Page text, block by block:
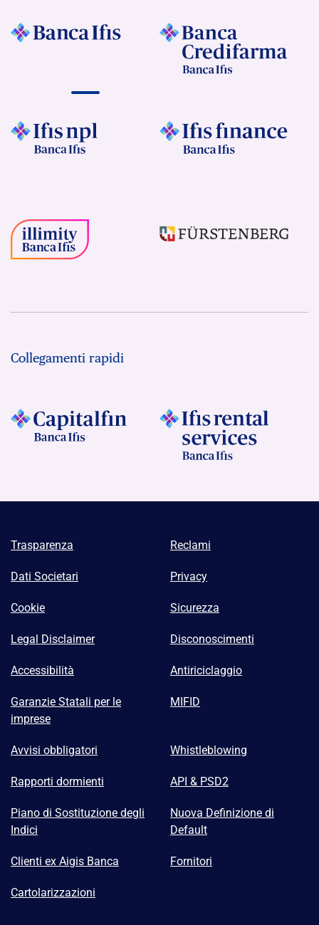
Collegamenti rapidi
Trasparenza Reclami
Dati Societari Privacy
Cookie Sicurezza
Legal Disclaimer Disconoscimenti
Accessibilità Antiriciclaggio
Garanzie Statali per le
imprese
MIFID
Avvisi obbligatori Whistleblowing
Rapporti dormienti API & PSD2
Piano di Sostituzione degli
Indici
Nuova Definizione di
Default
Clienti ex Aigis Banca Fornitori
Cartolarizzazioni